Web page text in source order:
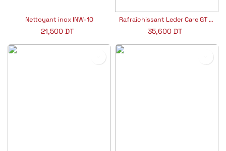
Nettoyant inox INW-10
21,500 DT
Rafraîchissant Leder Care GT PH 8
35,600DT